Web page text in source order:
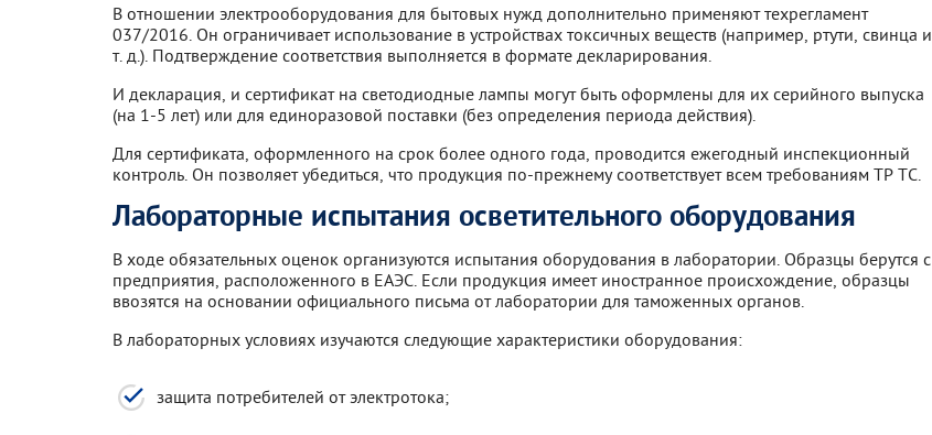
В отношении электрооборудования для бытовых нужд дополнительно применяют техрегламент
037/2016. Он ограничивает использование в устройствах токсичных веществ (например, ртути, свинца и
т. д.). Подтверждение соответствия выполняется в формате декларирования.
И декларация, и сертификат на светодиодные лампы могут быть оформлены для их серийного выпуска
(на 1-5 лет) или для единоразовой поставки (без определения периода действия).
Для сертификата, оформленного на срок более одного года, проводится ежегодный инспекционный
контроль. Он позволяет убедиться, что продукция по-прежнему соответствует всем требованиям ТР ТС.
Лабораторные испытания осветительного оборудования
В ходе обязательных оценок организуются испытания оборудования в лаборатории. Образцы берутся с
предприятия, расположенного в ЕАЭС. Если продукция имеет иностранное происхождение, образцы
ввозятся на основании официального письма от лаборатории для таможенных органов.
В лабораторных условиях изучаются следующие характеристики оборудования:
защита потребителей от электротока;